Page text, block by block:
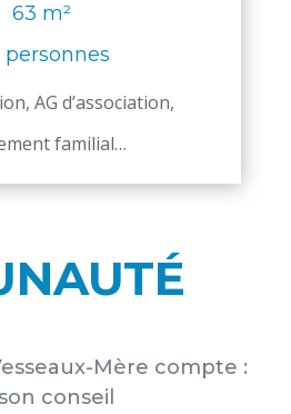
63 m²
personnes
AG d’association,
familial…
Mère compte :
conseil